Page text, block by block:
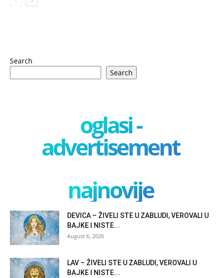
Search
Search
oglasi -
advertisement
najnovije
DEVICA – ŽIVELI STE U ZABLUDI, VEROVALI U
BAJKE I NISTE...
August 6, 2026
LAV – ŽIVELI STE U ZABLUDI, VEROVALI U
BAJKE I NISTE...